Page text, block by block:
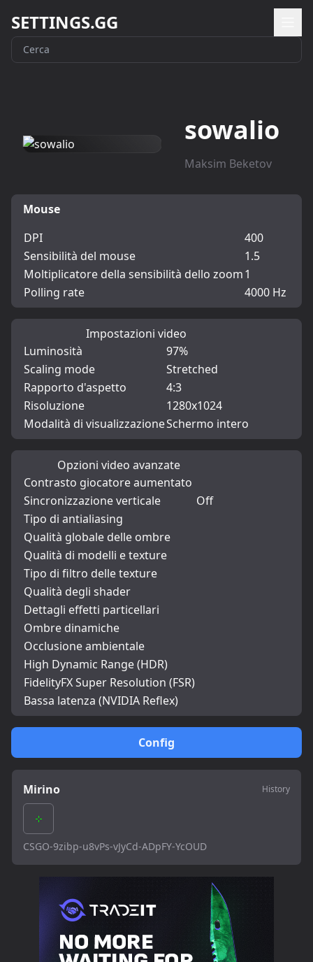
SETTINGS.GG
sowalio
Maksim Beketov
Config
Mirino History
CSGO-9zibp-u8vPs-vJyCd-ADpFY-YcOUD
Mouse
DPI
400
Sensibilità del mouse
1.5
Moltiplicatore della sensibilità dello zoom1
Polling rate
4000 Hz
Impostazioni video
Luminosità
97%
Scaling mode
Stretched
Rapporto d'aspetto
4:3
Risoluzione
1280x1024
Modalità di visualizzazioneSchermo intero
Opzioni video avanzate
Contrasto giocatore aumentato
Sincronizzazione verticale
Off
Tipo di antialiasing
Qualità globale delle ombre
Qualità di modelli e texture
Tipo di filtro delle texture
Qualità degli shader
Dettagli effetti particellari
Ombre dinamiche
Occlusione ambientale
High Dynamic Range (HDR)
FidelityFX Super Resolution (FSR)
Bassa latenza (NVIDIA Reflex)